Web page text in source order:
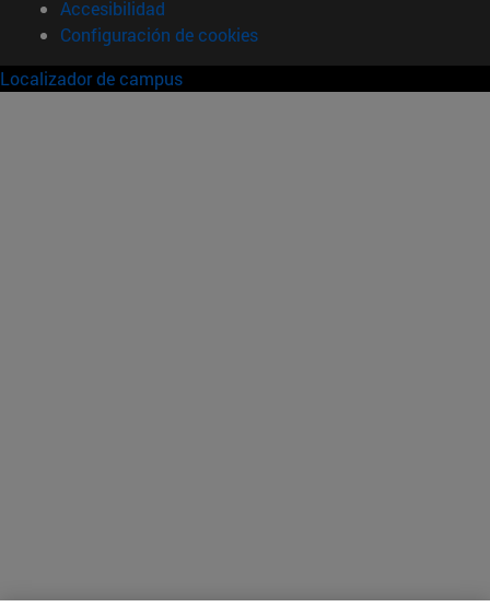
Accesibilidad
Configuración de cookies
Localizador de campus